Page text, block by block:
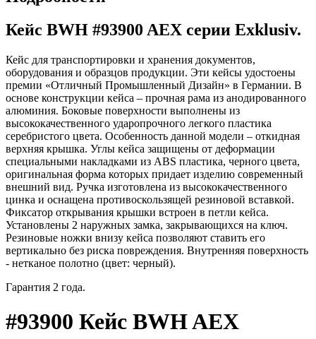
Кейс BWH #93900 AEX серии Exklusiv.
Кейс для транспортировки и хранения документов,
оборудования и образцов продукции. Эти кейсы удостоены
премии «Отличный Промышленный Дизайн» в Германии. В
основе конструкции кейса – прочная рама из анодированного
алюминия. Боковые поверхности выполнены из
высококачественного ударопрочного легкого пластика
серебристого цвета. Особенность данной модели – откидная
верхняя крышка. Углы кейса защищены от деформации
специальными накладками из ABS пластика, черного цвета,
оригинальная форма которых придает изделию современный
внешний вид. Ручка изготовлена из высококачественного
цинка и оснащена противоскользящей резиновой вставкой.
Фиксатор открывания крышки встроен в петли кейса.
Установлены 2 наружных замка, закрывающихся на ключ.
Резиновые ножки внизу кейса позволяют ставить его
вертикально без риска повреждения. Внутренняя поверхность
- нетканое полотно (цвет: черный).
Гарантия 2 года.
#93900 Кейс BWH AEX